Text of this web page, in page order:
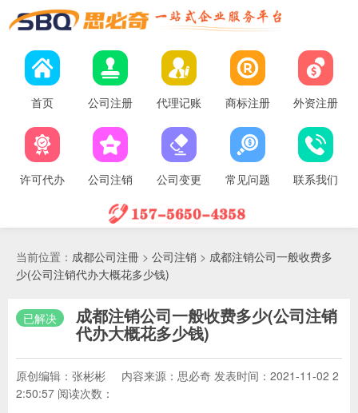
首页 公司注册 代理记账 商标注册 外资注册
许可代办 公司注销 公司变更 常见问题 联系我们
当前位置： 成都公司注冊 > 公司注销 > 成都注销公司一般收费多
少(公司注销代办大概花多少钱)
已解决 成都注销公司一般收费多少(公司注销
代办大概花多少钱)
原创编辑：张彬彬 内容来源：思必奇 发表时间：2021-11-02 2
2:50:57 阅读次数：